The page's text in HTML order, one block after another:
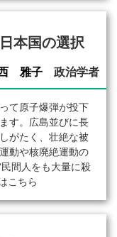
本国の選択
雅子 政治学者
て原子爆弾が投下
す。広島並びに長
がたく、壮絶な被
動や核廃絶運動の
間人をも大量に殺
こちら